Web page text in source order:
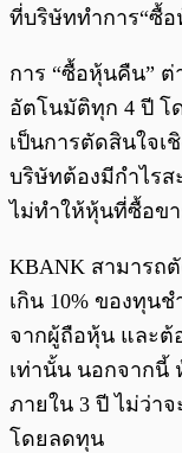
ที่บริษัททำการ“ซื้อ
การ “ซื้อหุ้นคืน” ต่
อัตโนมัติทุก 4 ปี โ
เป็นการตัดสินใจเ
บริษัทต้องมีกำไรส
ไม่ทำให้หุ้นที่ซื้อขา
KBANK สามารถ
เกิน 10% ของทุน
จากผู้ถือหุ้น และต้
เท่านั้น นอกจากนี้
ภายใน 3 ปี ไม่ว่า
โดยลดทุน